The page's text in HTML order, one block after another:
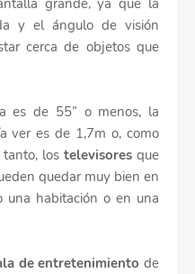
y el ángulo de visión
cerca de objetos que
es de 55” o menos, la
ver es de 1,7m o, como
los televisores que
quedar muy bien en
una habitación o en una
de entretenimiento de